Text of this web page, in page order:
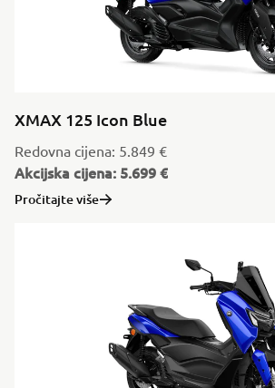
XMAX 125 Icon Blue
Redovna cijena: 5.849 €
Akcijska cijena: 5.699 €
Pročitajte više